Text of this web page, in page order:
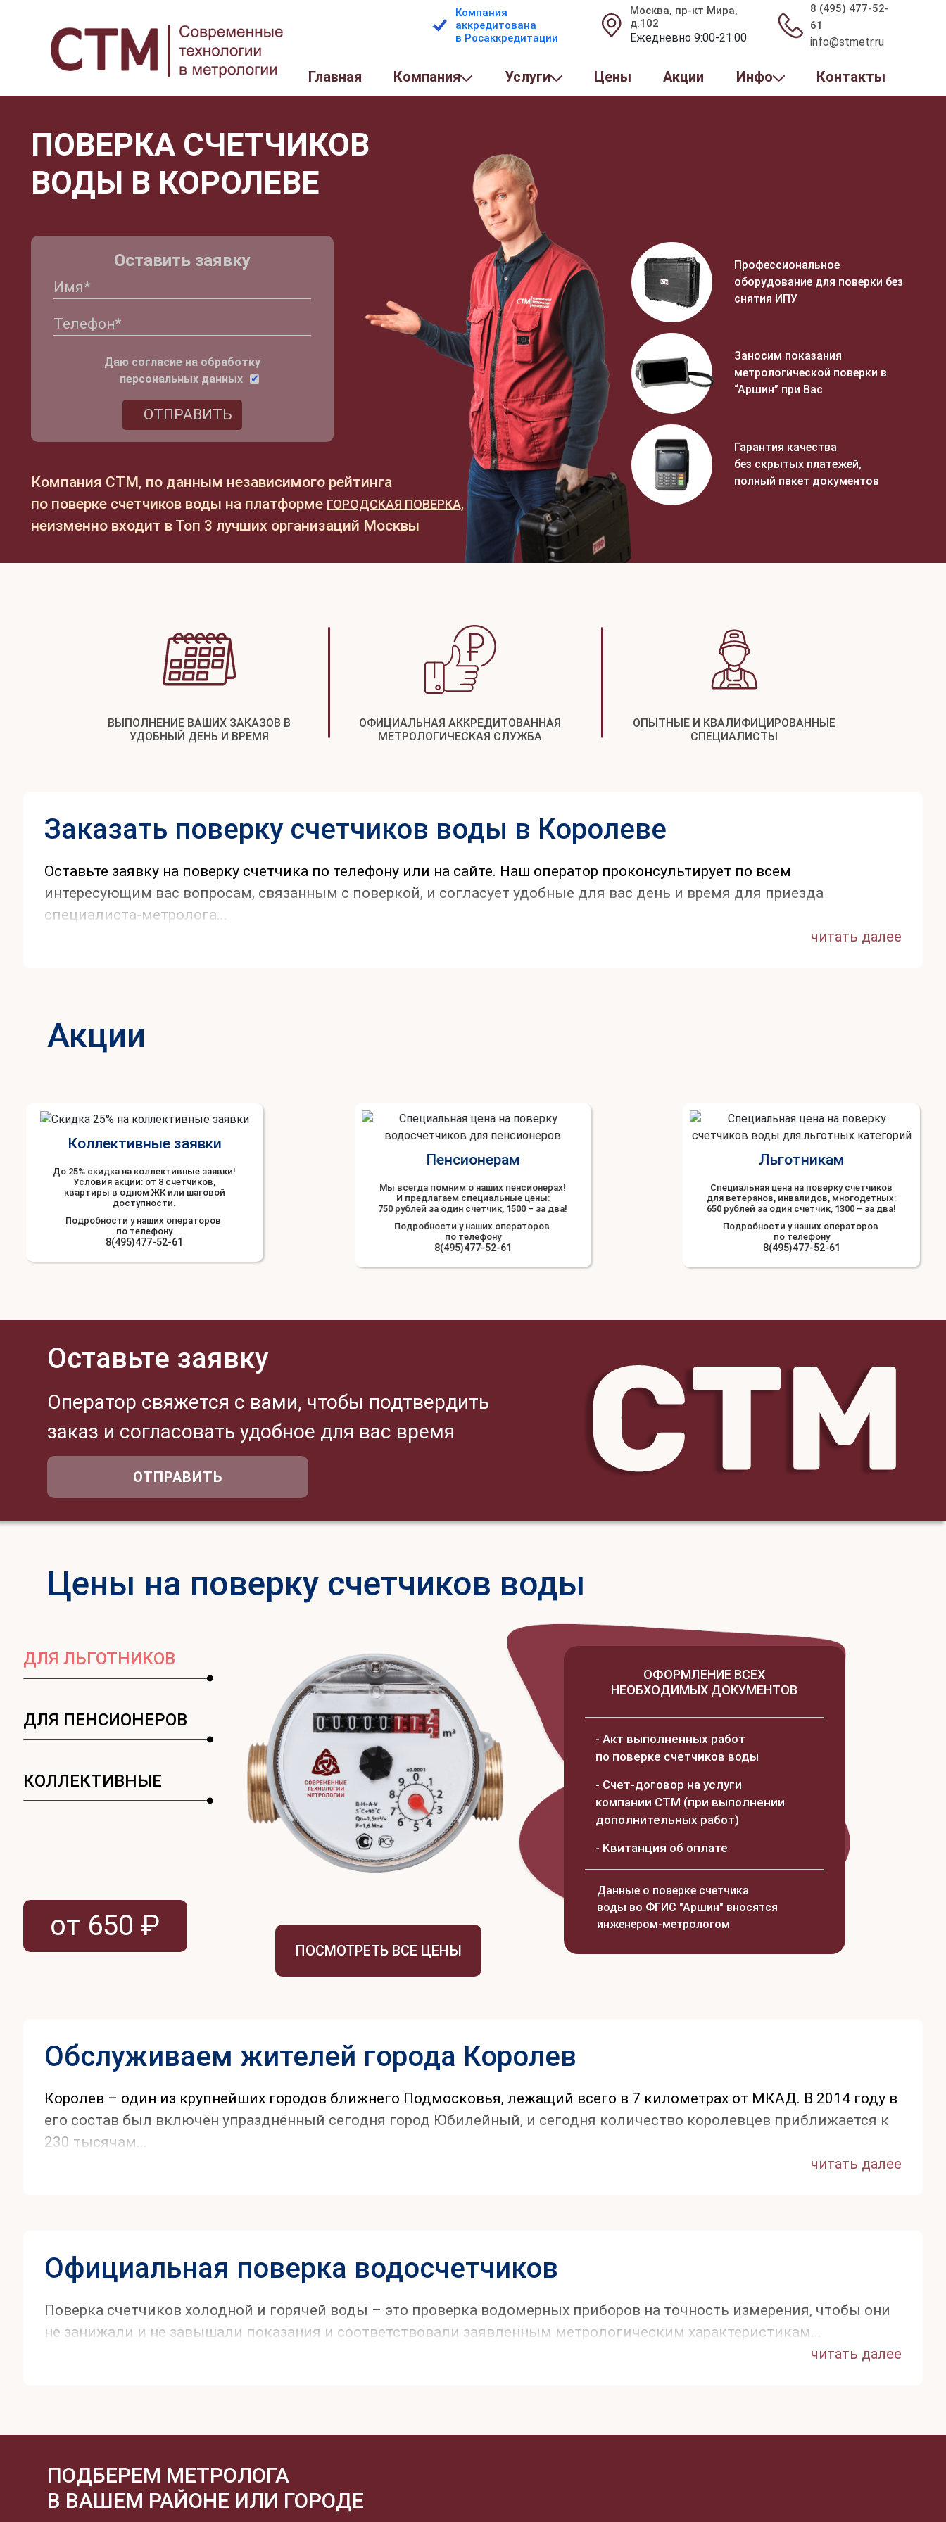
Компания
аккредитована
в Росаккредитации
Москва, пр-кт Мира,
д.102
Ежедневно 9:00-21:00
8 (495) 477-52-
61
info@stmetr.ru
Главная Компания Услуги Цены Акции Инфо Контакты
ПОВЕРКА СЧЕТЧИКОВ
ВОДЫ В КОРОЛЕВЕ
Оставить заявку
Даю согласие на обработку
персональных данных
ОТПРАВИТЬ
Компания СТМ, по данным независимого рейтинга
по поверке счетчиков воды на платформе ГОРОДСКАЯ ПОВЕРКА,
неизменно входит в Топ 3 лучших организаций Москвы
Профессиональное
оборудование для поверки без
снятия ИПУ
Заносим показания
метрологической поверки в
“Аршин” при Вас
Гарантия качества
без скрытых платежей,
полный пакет документов
ВЫПОЛНЕНИЕ ВАШИХ ЗАКАЗОВ В
УДОБНЫЙ ДЕНЬ И ВРЕМЯ
ОФИЦИАЛЬНАЯ АККРЕДИТОВАННАЯ
МЕТРОЛОГИЧЕСКАЯ СЛУЖБА
ОПЫТНЫЕ И КВАЛИФИЦИРОВАННЫЕ
СПЕЦИАЛИСТЫ
Заказать поверку счетчиков воды в Королеве
Оставьте заявку на поверку счетчика по телефону или на сайте. Наш оператор проконсультирует по всем
интересующим вас вопросам, связанным с поверкой, и согласует удобные для вас день и время для приезда
специалиста-метролога...
читать далее
Акции
Коллективные заявки
До 25% скидка на коллективные заявки!
Условия акции: от 8 счетчиков,
квартиры в одном ЖК или шаговой
доступности.
Подробности у наших операторов
по телефону
8(495)477-52-61
Пенсионерам
Мы всегда помним о наших пенсионерах!
И предлагаем специальные цены:
750 рублей за один счетчик, 1500 – за два!
Подробности у наших операторов
по телефону
8(495)477-52-61
Льготникам
Специальная цена на поверку счетчиков
для ветеранов, инвалидов, многодетных:
650 рублей за один счетчик, 1300 – за два!
Подробности у наших операторов
по телефону
8(495)477-52-61
Оставьте заявку
Оператор свяжется с вами, чтобы подтвердить
заказ и согласовать удобное для вас время
ОТПРАВИТЬ
Цены на поверку счетчиков воды
ДЛЯ ЛЬГОТНИКОВ
ДЛЯ ПЕНСИОНЕРОВ
КОЛЛЕКТИВНЫЕ
от 650 ₽
ПОСМОТРЕТЬ ВСЕ ЦЕНЫ
ОФОРМЛЕНИЕ ВСЕХ
НЕОБХОДИМЫХ ДОКУМЕНТОВ
- Акт выполненных работ
по поверке счетчиков воды
- Счет-договор на услуги
компании СТМ (при выполнении
дополнительных работ)
- Квитанция об оплате
Данные о поверке счетчика
воды во ФГИС "Аршин" вносятся
инженером-метрологом
Обслуживаем жителей города Королев
Королев – один из крупнейших городов ближнего Подмосковья, лежащий всего в 7 километрах от МКАД. В 2014 году в
его состав был включён упразднённый сегодня город Юбилейный, и сегодня количество королевцев приближается к
230 тысячам...
читать далее
Официальная поверка водосчетчиков
Поверка счетчиков холодной и горячей воды – это проверка водомерных приборов на точность измерения, чтобы они
не занижали и не завышали показания и соответствовали заявленным метрологическим характеристикам...
читать далее
ПОДБЕРЕМ МЕТРОЛОГА
В ВАШЕМ РАЙОНЕ ИЛИ ГОРОДЕ